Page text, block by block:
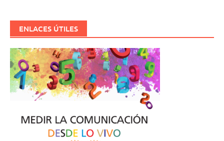
ENLACES ÚTILES